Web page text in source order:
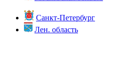
Санкт-Петербург
Лен. область